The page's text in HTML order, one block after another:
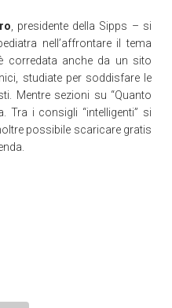
, presidente della Sipps – si
nell’affrontare il tema
corredata anche da un sito
studiate per soddisfare le
Mentre sezioni su “Quanto
Tra i consigli “intelligenti” si
possibile scaricare gratis